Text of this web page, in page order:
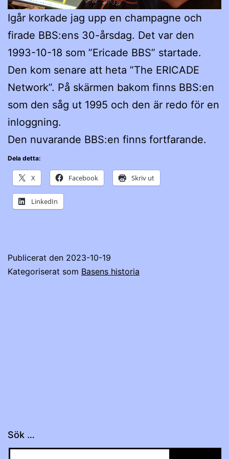
Igår korkade jag upp en champagne och
firade BBS:ens 30-årsdag. Det var den
1993-10-18 som ”Ericade BBS” startade.
Den kom senare att heta ”The ERICADE
Network”. På skärmen bakom finns BBS:en
som den såg ut 1995 och den är redo för en
inloggning.
Den nuvarande BBS:en finns fortfarande.
Dela detta:
X Facebook Skriv ut
LinkedIn
Publicerat den 2023-10-19
Kategoriserat som Basens historia
Sök …